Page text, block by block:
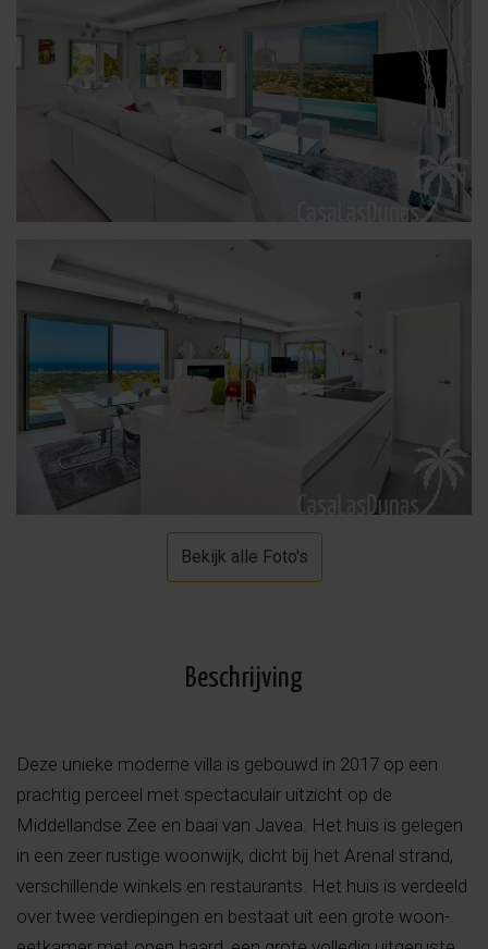
Bekijk alle Foto's
Beschrijving
Deze unieke moderne villa is gebouwd in 2017 op een
prachtig perceel met spectaculair uitzicht op de
Middellandse Zee en baai van Javea. Het huis is gelegen
in een zeer rustige woonwijk, dicht bij het Arenal strand,
verschillende winkels en restaurants. Het huis is verdeeld
over twee verdiepingen en bestaat uit een grote woon-